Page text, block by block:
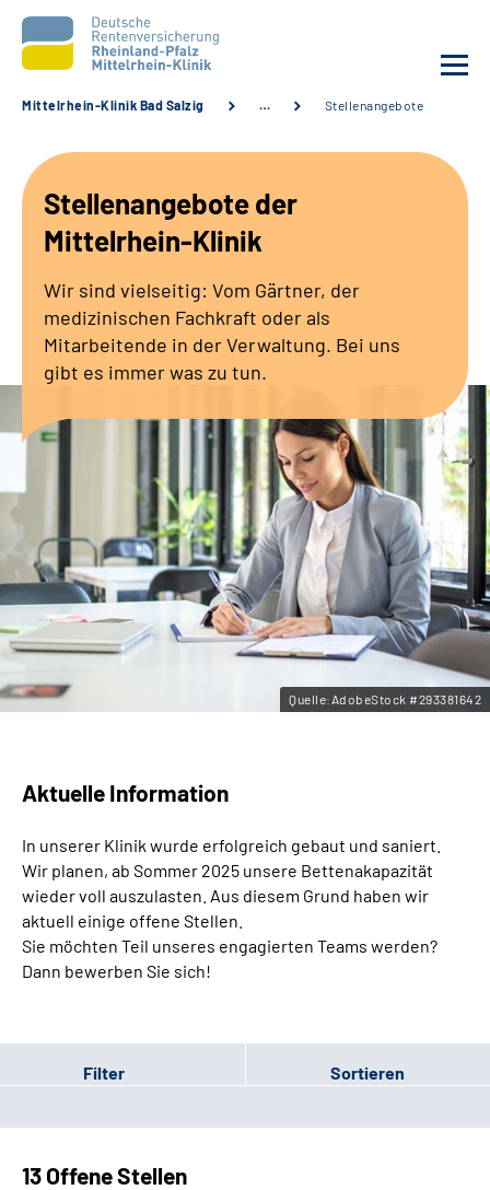
Unsere Angebote
Karriere
Zuweisende &
Leichte Sprache
Gebärdensprache
Mittelrhein-Klinik Bad Salzig … Stellenangebote
Stellenangebote der
Mittelrhein-Klinik
Wir sind vielseitig: Vom Gärtner, der
medizinischen Fachkraft oder als
Mitarbeitende in der Verwaltung. Bei uns
gibt es immer was zu tun.
Quelle:AdobeStock #293381642
Aktuelle Information
In unserer Klinik wurde erfolgreich gebaut und saniert.
Wir planen, ab Sommer 2025 unsere Bettenakapazität
wieder voll auszulasten. Aus diesem Grund haben wir
aktuell einige offene Stellen.
Sie möchten Teil unseres engagierten Teams werden?
Dann bewerben Sie sich!
Filter Sortieren
13 Offene Stellen